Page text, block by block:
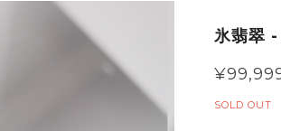
氷翡翠
SOLD OUT